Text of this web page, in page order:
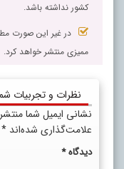
کشور نداشته باشد.
در غیر این صورت
ممیزی منتشر خواهد کرد.
نظرات و تجربیات
نشانی ایمیل شما
علامت‌گذاری شده‌اند *
دیدگاه*